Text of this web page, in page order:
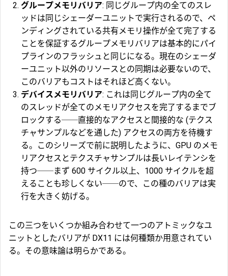
グループメモリバリア: 同じグループ内の全てのスレ
ッドは同じシェーダーユニットで実行されるので、ペ
ンディングされている共有メモリ操作が全て完了する
ことを保証するグループメモリバリアは基本的にパイ
プラインのフラッシュと同じになる。現在のシェーダ
ーユニット以外のリソースとの同期は必要ないので、
このバリアもコストはそれほど高くない。
デバイスメモリバリア: これは同じグループ内の全て
のスレッドが全てのメモリアクセスを完了するまでブ
ロックする──直接的なアクセスと間接的な (テクス
チャサンプルなどを通した) アクセスの両方を待機す
る。このシリーズで前に説明したように、GPU のメモ
リアクセスとテクスチャサンプルは長いレイテンシを
持つ──まず 600 サイクル以上、1000 サイクルを超
えることも珍しくない──ので、この種のバリアは実
行を大きく妨げる。
この三つをいくつか組み合わせて一つのアトミックなユ
ニットとしたバリアが DX11 には何種類か用意されてい
る。その意味論は明らかである。